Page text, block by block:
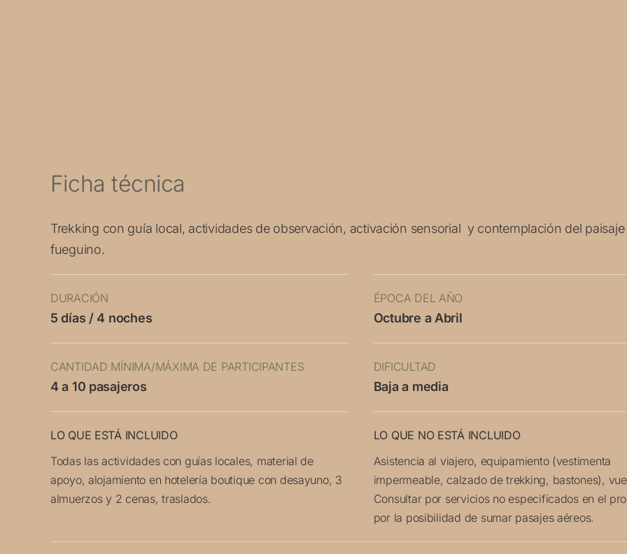
Ficha técnica
Trekking con guía local, actividades de observación, activación sensorial y contemplación del paisaje
fueguino.
DURACIÓN
5 días / 4 noches
ÉPOCA DEL AÑO
Octubre a Abril
CANTIDAD MÍNIMA/MÁXIMA DE PARTICIPANTES
4 a 10 pasajeros
DIFICULTAD
Baja a media
LO QUE ESTÁ INCLUIDO
Todas las actividades con guías locales, material de
apoyo, alojamiento en hotelería boutique con desayuno, 3
almuerzos y 2 cenas, traslados.
LO QUE NO ESTÁ INCLUIDO
Asistencia al viajero, equipamiento (vestimenta
impermeable, calzado de trekking, bastones),
Consultar por servicios no especificados en el
por la posibilidad de sumar pasajes aéreos.